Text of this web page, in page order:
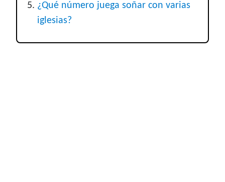
¿Qué número juega soñar con varias
iglesias?